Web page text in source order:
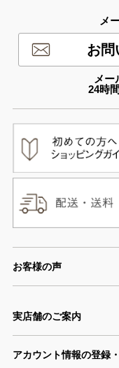
メ
お問
メー
24時
お客様の声
実店舗のご案内
アカウント情報の登録